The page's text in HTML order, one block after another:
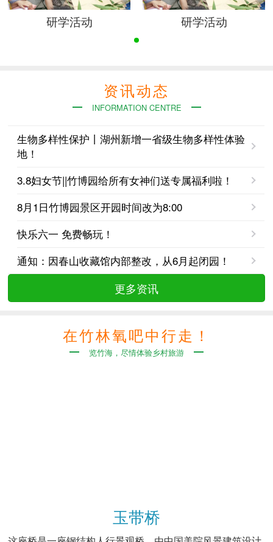
研学活动 研学活动
资讯动态
INFORMATION CENTRE
生物多样性保护丨湖州新增一省级生物多样性体验
地！
3.8妇女节||竹博园给所有女神们送专属福利啦！
8月1日竹博园景区开园时间改为8:00
快乐六一 免费畅玩！
通知：因春山收藏馆内部整改，从6月起闭园！
更多资讯
在竹林氧吧中行走！
览竹海，尽情体验乡村旅游
玉带桥